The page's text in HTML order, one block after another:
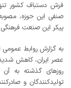
فرش دستباف کشور
صنفی این حوزه،
پیکر این صنعت فرهنگی
به گزارش روابط عمومی
عصر ایران، کاهش
روزهای گذشته به
تولیدکنندگان و